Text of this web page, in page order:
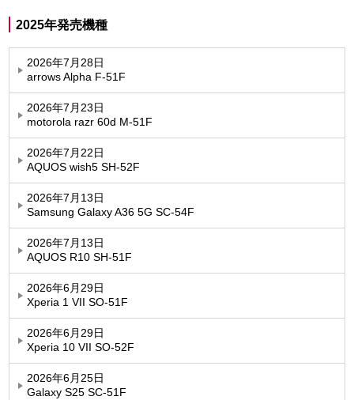
2025年発売機種
2026年7月28日
arrows Alpha F-51F
2026年7月23日
motorola razr 60d M-51F
2026年7月22日
AQUOS wish5 SH-52F
2026年7月13日
Samsung Galaxy A36 5G SC-54F
2026年7月13日
AQUOS R10 SH-51F
2026年6月29日
Xperia 1 VII SO-51F
2026年6月29日
Xperia 10 VII SO-52F
2026年6月25日
Galaxy S25 SC-51F